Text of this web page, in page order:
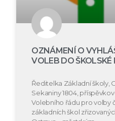
OZNÁMENÍ O
VOLEB DO ŠKOLSKÉ
Ředitelka Základní školy,
Sekaniny 1804,
Volebního řádu pro volby
základních škol